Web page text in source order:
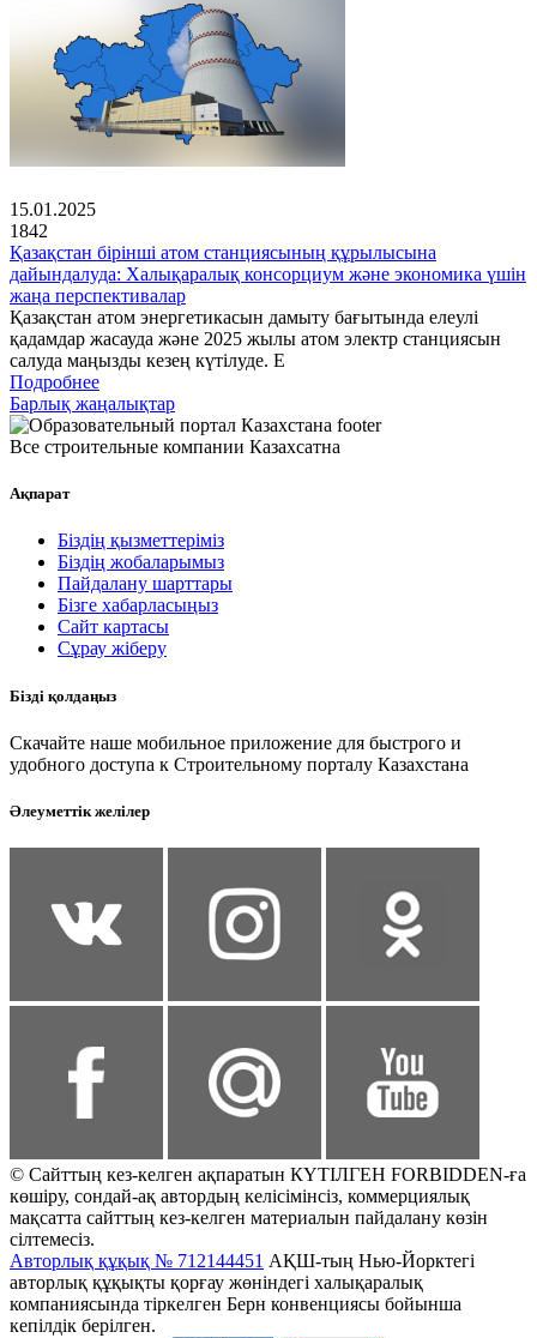
15.01.2025
1842
Қазақстан бірінші атом станциясының құрылысына
дайындалуда: Халықаралық консорциум және экономика үшін
жаңа перспективалар
Қазақстан атом энергетикасын дамыту бағытында елеулі
қадамдар жасауда және 2025 жылы атом электр станциясын
салуда маңызды кезең күтілуде. Е
Подробнее
Барлық жаңалықтар
Все строительные компании Казахсатна
Ақпарат
Біздің қызметтеріміз
Біздің жобаларымыз
Пайдалану шарттары
Бізге хабарласыңыз
Сайт картасы
Сұрау жіберу
Бізді қолдаңыз
Скачайте наше мобильное приложение для быстрого и
удобного доступа к Строительному порталу Казахстана
Әлеуметтік желілер
© Сайттың кез-келген ақпаратын КҮТІЛГЕН FORBIDDEN-ға
көшіру, сондай-ақ автордың келісімінсіз, коммерциялық
мақсатта сайттың кез-келген материалын пайдалану көзін
сілтемесіз.
Авторлық құқық № 712144451 АҚШ-тың Нью-Йорктегі
авторлық құқықты қорғау жөніндегі халықаралық
компаниясында тіркелген Берн конвенциясы бойынша
кепілдік берілген.